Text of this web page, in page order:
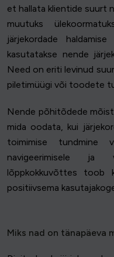
et hallata klientide suurt
muutuks
järjekordade
kasutatakse nende
Need on eriti levinud
piletimüügi või toodete
Nende põhitõdede
mida oodata, kui
toimimise tundmine
navigeerimisele ja
lõppkokkuvõttes toob
positiivsema
Miks nad on tänapäeva